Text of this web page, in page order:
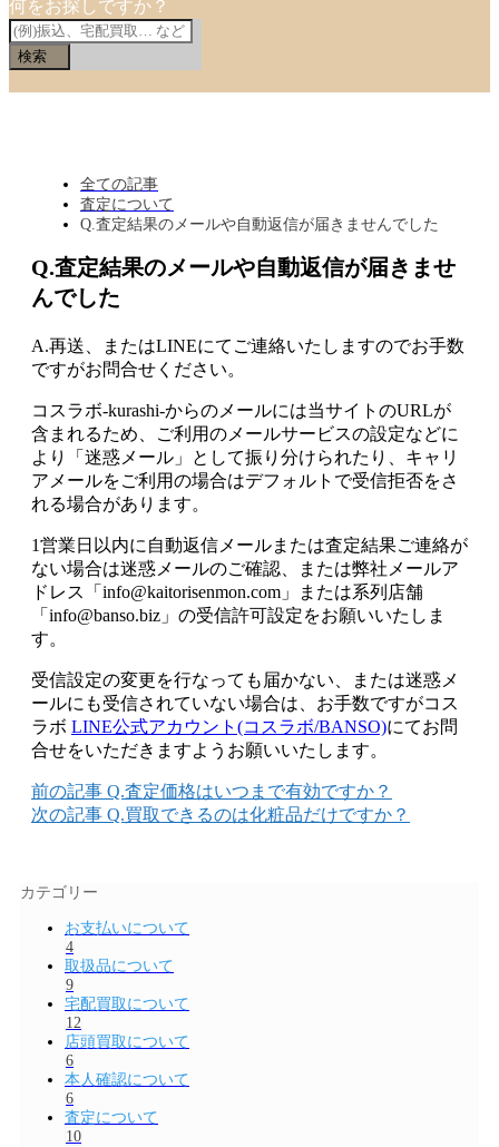
何をお探しですか？
検索
カテゴリー
お支払いについて
4
取扱品について
9
宅配買取について
12
店頭買取について
6
本人確認について
6
査定について
10
全ての記事
査定について
Q.査定結果のメールや自動返信が届きませんでした
Q.査定結果のメールや自動返信が届きませ
んでした
A.再送、またはLINEにてご連絡いたしますのでお手数
ですがお問合せください。
コスラボ-kurashi-からのメールには当サイトのURLが
含まれるため、ご利用のメールサービスの設定などに
より「迷惑メール」として振り分けられたり、キャリ
アメールをご利用の場合はデフォルトで受信拒否をさ
れる場合があります。
1営業日以内に自動返信メールまたは査定結果ご連絡が
ない場合は迷惑メールのご確認、または弊社メールア
ドレス「info@kaitorisenmon.com」または系列店舗
「info@banso.biz」の受信許可設定をお願いいたしま
す。
受信設定の変更を行なっても届かない、または迷惑メ
ールにも受信されていない場合は、お手数ですがコス
ラボ LINE公式アカウント(コスラボ/BANSO)にてお問
合せをいただきますようお願いいたします。
前の記事 Q.査定価格はいつまで有効ですか？
次の記事 Q.買取できるのは化粧品だけですか？